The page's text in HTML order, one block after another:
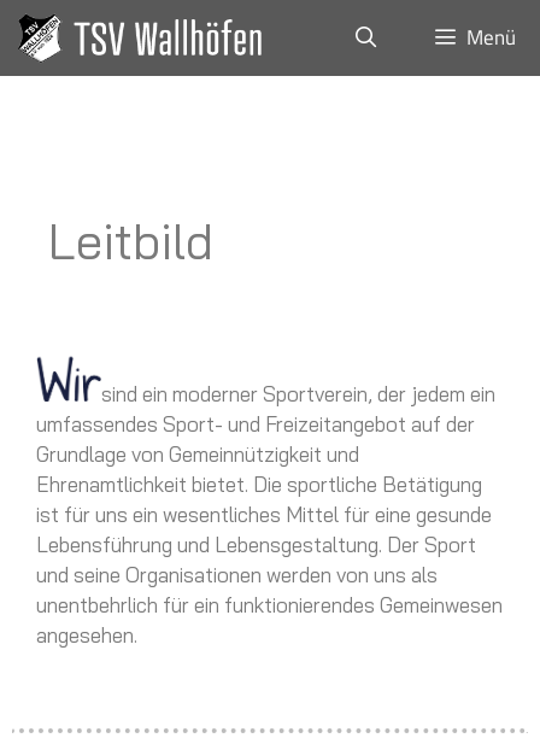
Menü
Leitbild
sind ein moderner Sportverein, der jedem ein
umfassendes Sport- und Freizeitangebot auf der
Grundlage von Gemeinnützigkeit und
Ehrenamtlichkeit bietet. Die sportliche Betätigung
ist für uns ein wesentliches Mittel für eine gesunde
Lebensführung und Lebensgestaltung. Der Sport
und seine Organisationen werden von uns als
unentbehrlich für ein funktionierendes Gemeinwesen
angesehen.